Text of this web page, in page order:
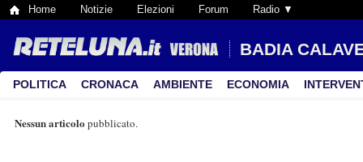
Home Notizie Elezioni Forum Radio ▼
BADIA
POLITICA CRONACA AMBIENTE ECONOMIA
Nessun articolo pubblicato.